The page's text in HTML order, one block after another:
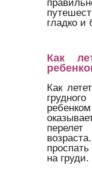
гладко и
Как
Как
на груди.